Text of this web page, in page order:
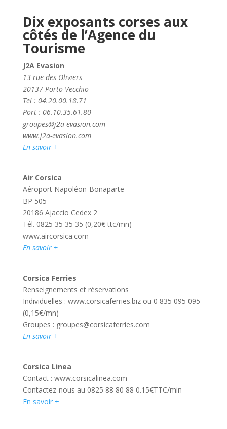
Dix exposants corses aux
côtés de l’Agence du
Tourisme
J2A Evasion
13 rue des Oliviers
20137 Porto-Vecchio
Tel : 04.20.00.18.71
Port : 06.10.35.61.80
groupes@j2a-evasion.com
www.j2a-evasion.com
En savoir +
Air Corsica
Aéroport Napoléon-Bonaparte
BP 505
20186 Ajaccio Cedex 2
Tél. 0825 35 35 35 (0,20€ ttc/mn)
www.aircorsica.com
En savoir +
Corsica Ferries
Renseignements et réservations
Individuelles : www.corsicaferries.biz ou 0 835 095 095
(0,15€/mn)
Groupes : groupes@corsicaferries.com
En savoir +
Corsica Linea
Contact : www.corsicalinea.com
Contactez-nous au 0825 88 80 88 0.15€TTC/min
En savoir +